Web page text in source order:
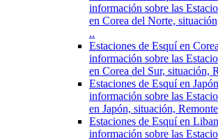
información sobre las
en Corea del Norte,
..
Estaciones de Esquí en
información sobre las
en Corea del Sur, situación,
Estaciones de Esquí en Japón
información sobre las
en Japón, situación,
Estaciones de Esquí en
información sobre las